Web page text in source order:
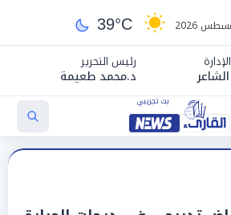
39°C
رئيس التحرير
د.محمد طعيمة